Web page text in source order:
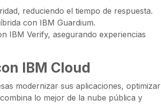
reduciendo el tiempo de respuesta.
con IBM Guardium.
IBM Verify, asegurando experiencias
IBM Cloud
modernizar sus aplicaciones, optimizar
lo mejor de la nube pública y